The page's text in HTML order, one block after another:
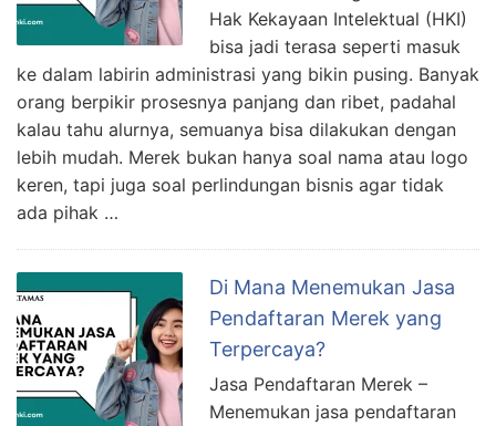
Hak Kekayaan Intelektual (HKI)
bisa jadi terasa seperti masuk
ke dalam labirin administrasi yang bikin pusing. Banyak
orang berpikir prosesnya panjang dan ribet, padahal
kalau tahu alurnya, semuanya bisa dilakukan dengan
lebih mudah. Merek bukan hanya soal nama atau logo
keren, tapi juga soal perlindungan bisnis agar tidak
ada pihak …
Di Mana Menemukan Jasa
Pendaftaran Merek yang
Terpercaya?
Jasa Pendaftaran Merek –
Menemukan jasa pendaftaran